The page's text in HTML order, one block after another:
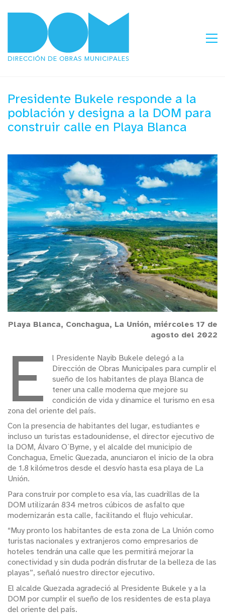
Presidente Bukele responde a la
población y designa a la DOM para
construir calle en Playa Blanca
Playa Blanca, Conchagua, La Unión, miércoles 17 de
agosto del 2022
E
l Presidente Nayib Bukele delegó a la
Dirección de Obras Municipales para cumplir el
sueño de los habitantes de playa Blanca de
tener una calle moderna que mejore su
condición de vida y dinamice el turismo en esa
zona del oriente del país.
Con la presencia de habitantes del lugar, estudiantes e
incluso un turistas estadounidense, el director ejecutivo de
la DOM, Álvaro O´Byrne, y el alcalde del municipio de
Conchagua, Emelic Quezada, anunciaron el inicio de la obra
de 1.8 kilómetros desde el desvío hasta esa playa de La
Unión.
Para construir por completo esa vía, las cuadrillas de la
DOM utilizarán 834 metros cúbicos de asfalto que
modernizarán esta calle, facilitando el flujo vehicular.
“Muy pronto los habitantes de esta zona de La Unión como
turistas nacionales y extranjeros como empresarios de
hoteles tendrán una calle que les permitirá mejorar la
conectividad y sin duda podrán disfrutar de la belleza de las
playas”, señaló nuestro director ejecutivo.
El alcalde Quezada agradeció al Presidente Bukele y a la
DOM por cumplir el sueño de los residentes de esta playa
del oriente del país.